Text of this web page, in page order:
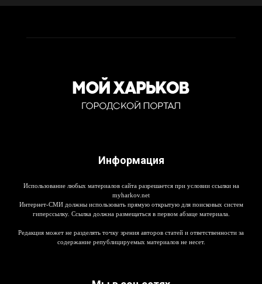
Информация
Использование любых материалов сайта разрешается при условии ссылки на
myharkov.net
Интернет-СМИ должны использовать прямую открытую для поисковых систем
гиперссылку. Ссылка должна размещаться в первом абзаце материала.
Редакция может не разделять точку зрения авторов статей и ответственности за
содержание републицируемых материалов не несет.